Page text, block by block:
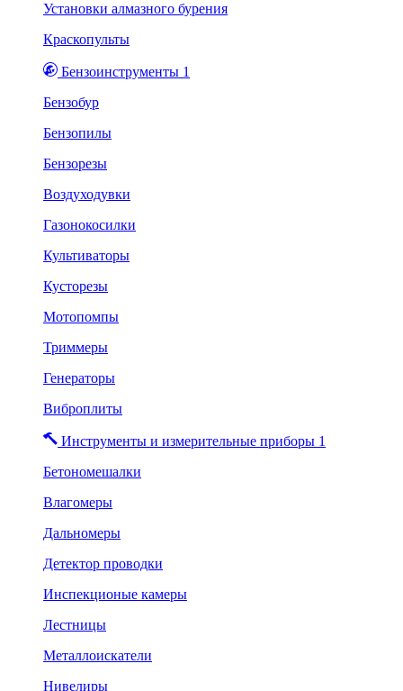
Установки алмазного бурения
Краскопульты
Бензоинструменты 1
Бензобур
Бензопилы
Бензорезы
Воздуходувки
Газонокосилки
Культиваторы
Кусторезы
Мотопомпы
Триммеры
Генераторы
Виброплиты
Инструменты и измерительные приборы 1
Бетономешалки
Влагомеры
Дальномеры
Детектор проводки
Инспекционые камеры
Лестницы
Металлоискатели
Нивелиры